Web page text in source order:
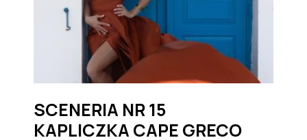
SCENERIA NR 15
KAPLICZKA CAPE GRECO